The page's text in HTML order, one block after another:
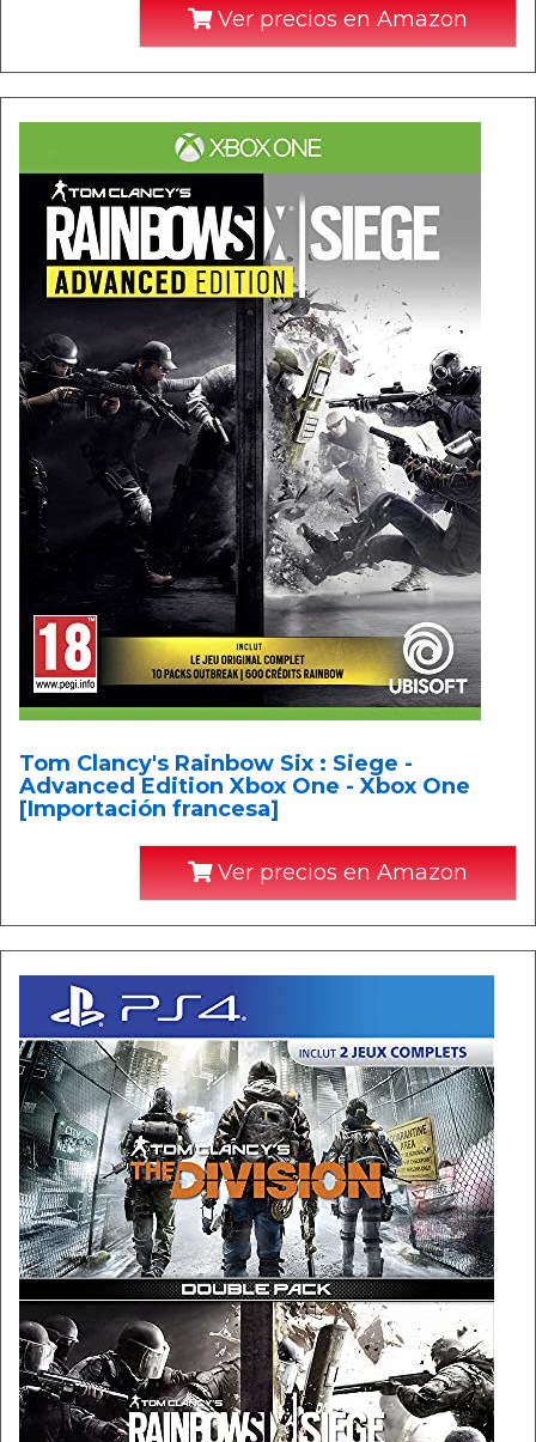
Ver precios en Amazon
Tom Clancy's Rainbow Six : Siege -
Advanced Edition Xbox One - Xbox One
[Importación francesa]
Ver precios en Amazon